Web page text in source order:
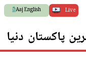
Live
Aaj English
پاکستان دنیا